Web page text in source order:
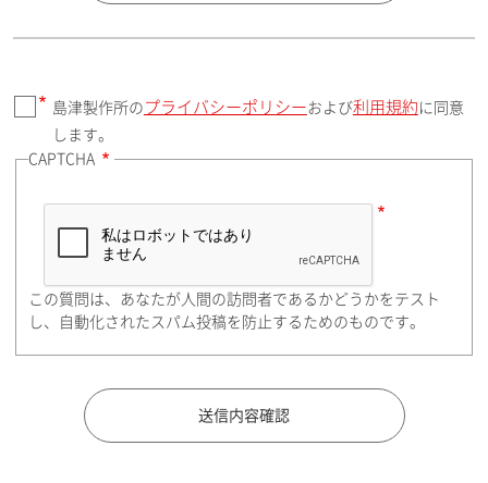
郵便番号（勤務先）
住所検索
都道府県（勤務先）
島津製作所の プライバシーポリシーおよび利用規約 に同意
します。
CAPTCHA
この質問は、あなたが人間の訪問者であるかどうかをテスト
し、自動化されたスパム投稿を防止するためのものです。